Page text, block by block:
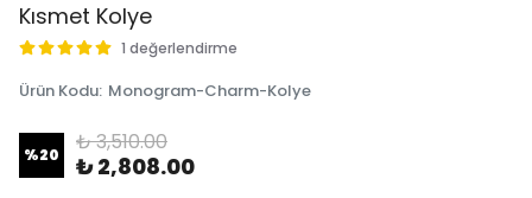
Kısmet Kolye
1 değerlendirme
Ürün Kodu: Monogram-Charm-Kolye
%20 ₺ 3,510.00
₺ 2,808.00